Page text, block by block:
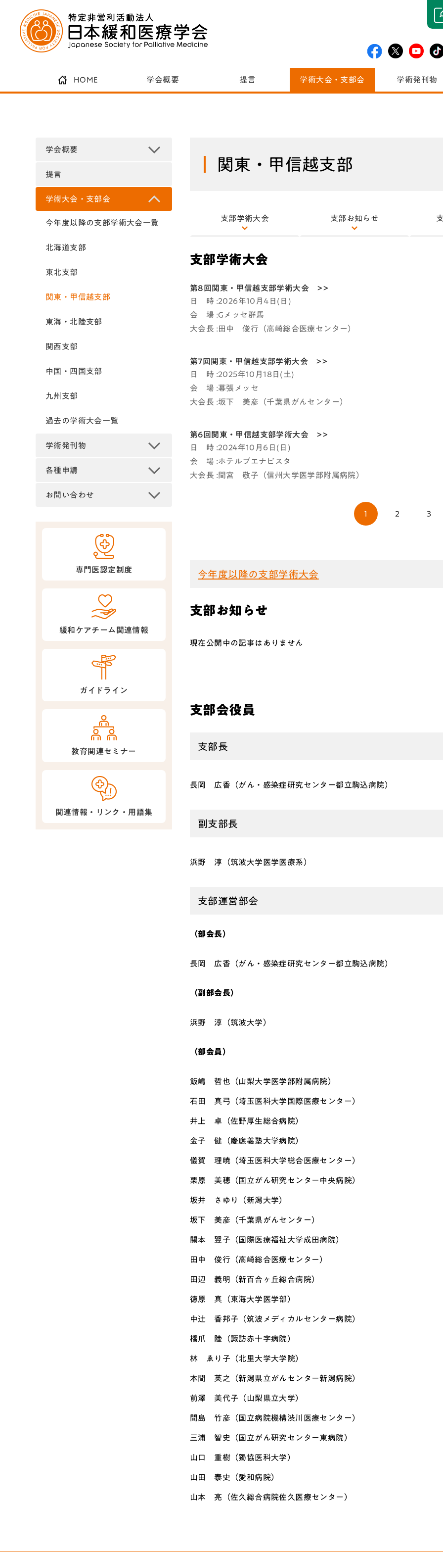
HOME 学会概要 提言 学術大会・支部会 学術発刊物
学会概要
提言
学術大会・支部会
今年度以降の支部学術大会一覧
北海道支部
東北支部
関東・甲信越支部
東海・北陸支部
関西支部
中国・四国支部
九州支部
過去の学術大会一覧
学術発刊物
各種申請
お問い合わせ
専門医認定制度
緩和ケアチーム関連情報
ガイドライン
教育関連セミナー
関連情報・リンク・用語集
関東・甲信越支部
支部学術大会 支部お知らせ
支部学術大会
第8回関東・甲信越支部学術大会 >>
日 時 :2026年10月4日(日)
会 場 :Gメッセ群馬
大会長 :田中 俊行（高崎総合医療センター）
第7回関東・甲信越支部学術大会 >>
日 時 :2025年10月18日(土)
会 場 :幕張メッセ
大会長 :坂下 美彦（千葉県がんセンター）
第6回関東・甲信越支部学術大会 >>
日 時 :2024年10月6日(日)
会 場 :ホテルブエナビスタ
大会長 :間宮 敬子（信州大学医学部附属病院）
1 2 3
今年度以降の支部学術大会
支部お知らせ
現在公開中の記事はありません
支部会役員
支部長
長岡 広香（がん・感染症研究センター都立駒込病院）
副支部長
浜野 淳（筑波大学医学医療系）
支部運営部会
（部会長）
長岡 広香（がん・感染症研究センター都立駒込病院）
（副部会長）
浜野 淳（筑波大学）
（部会員）
飯嶋 哲也（山梨大学医学部附属病院）
石田 真弓（埼玉医科大学国際医療センター）
井上 卓（佐野厚生総合病院）
金子 健（慶應義塾大学病院）
儀賀 理暁（埼玉医科大学総合医療センター）
栗原 美穂（国立がん研究センター中央病院）
坂井 さゆり（新潟大学）
坂下 美彦（千葉県がんセンター）
關本 翌子（国際医療福祉大学成田病院）
田中 俊行（高崎総合医療センター）
田辺 義明（新百合ヶ丘総合病院）
徳原 真（東海大学医学部）
中辻 香邦子（筑波メディカルセンター病院）
橋爪 陸（諏訪赤十字病院）
林 ゑり子（北里大学大学院）
本間 英之（新潟県立がんセンター新潟病院）
前澤 美代子（山梨県立大学）
間島 竹彦（国立病院機構渋川医療センター）
三浦 智史（国立がん研究センター東病院）
山口 重樹（獨協医科大学）
山田 泰史（愛和病院）
山本 亮（佐久総合病院佐久医療センター）